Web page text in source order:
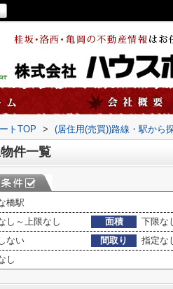
トTOP > (居住用(売買))路線・駅から
件一覧
橋駅
し～上限なし 面積 下限な
ない 間取り
指定な
し